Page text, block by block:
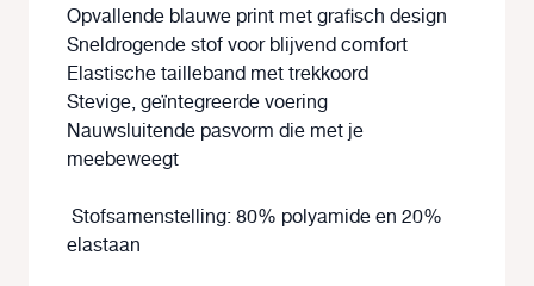
Opvallende blauwe print met grafisch design
Sneldrogende stof voor blijvend comfort
Elastische tailleband met trekkoord
Stevige, geïntegreerde voering
Nauwsluitende pasvorm die met je
meebeweegt
Stofsamenstelling: 80% polyamide en 20%
elastaan